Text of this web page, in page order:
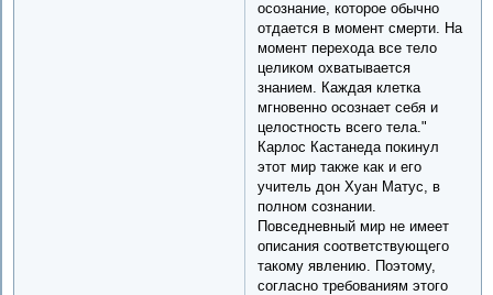
осознание, которое обычно
отдается в момент смерти. На
момент перехода все тело
целиком охватывается
знанием. Каждая клетка
мгновенно осознает себя и
целостность всего тела."
Карлос Кастанеда покинул
этот мир также как и его
учитель дон Хуан Матус, в
полном сознании.
Повседневный мир не имеет
описания соответствующего
такому явлению. Поэтому,
согласно требованиям этого